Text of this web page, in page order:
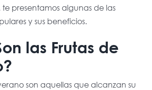
presentamos algunas de las
y sus beneficios.
las Frutas de
son aquellas que alcanzan su